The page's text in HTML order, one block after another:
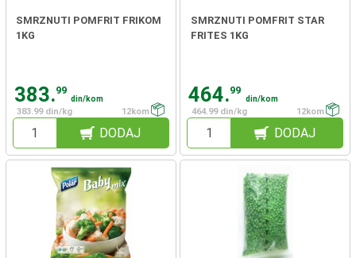
SMRZNUTI POMFRIT FRIKOM
1KG
383.99
din/kom
383.99 din/kg
12kom
DODAJ
SMRZNUTI POMFRIT STAR
FRITES 1KG
464.99
din/kom
464.99 din/kg
12kom
DODAJ